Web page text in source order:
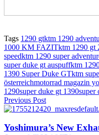
Tags 1290 gtktm 1290
1000 KM FAZITktm 1290 gt
speedktm 1290 super
super duke gt auspuffktm
1390 Super Duke GTktm
österreichmotorrad magazin
1290super duke gt 1390super
Previous Post
Yoshimura’s New